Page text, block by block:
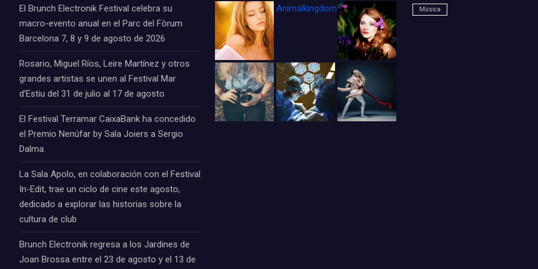
El Brunch Electronik Festival celebra su
macro-evento anual en el Parc del Fòrum
Barcelona 7, 8 y 9 de agosto de 2026
Rosario, Miguel Ríos, Leire Martínez y otros
grandes artistas se unen al Festival Mar
d’Estiu del 31 de julio al 17 de agosto
El Festival Terramar CaixaBank ha concedido
el Premio Nenúfar by Sala Joiers a Sergio
Dalma.
La Sala Apolo, en colaboración con el Festival
In-Edit, trae un ciclo de cine este agosto,
dedicado a explorar las historias sobre la
cultura de club
Brunch Electronik regresa a los Jardines de
Joan Brossa entre el 23 de agosto y el 13 de
Animalkingdom_FichaCine Música